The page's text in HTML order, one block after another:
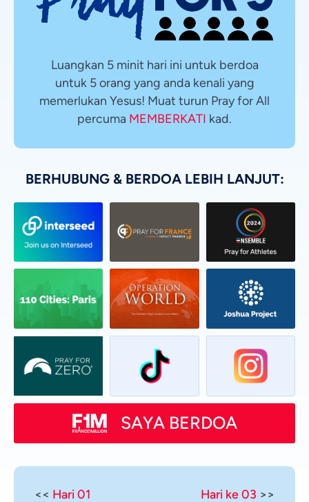
Luangkan 5 minit hari ini untuk berdoa
untuk 5 orang yang anda kenali yang
memerlukan Yesus! Muat turun Pray for All
percuma MEMBERKATI kad.
BERHUBUNG & BERDOA LEBIH LANJUT:
SAYA BERDOA
<< Hari 01 Hari ke 03 >>